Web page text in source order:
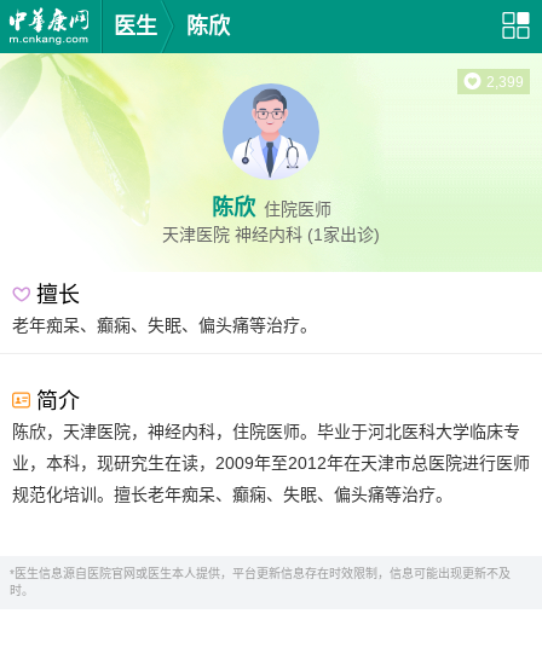
医生 陈欣
陈欣 住院医师
天津医院 神经内科 (1家出诊)
2,399
擅长
老年痴呆、癫痫、失眠、偏头痛等治疗。
简介
陈欣，天津医院，神经内科，住院医师。毕业于河北医科大学临床专
业，本科，现研究生在读，2009年至2012年在天津市总医院进行医师
规范化培训。擅长老年痴呆、癫痫、失眠、偏头痛等治疗。
*医生信息源自医院官网或医生本人提供，平台更新信息存在时效限制，信息可能出现更新不及
时。